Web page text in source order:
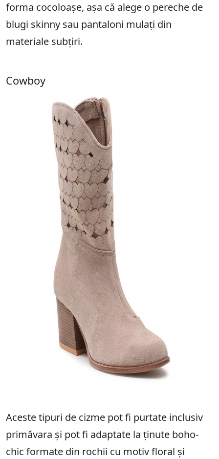
forma cocoloașe, așa că alege o pereche de
blugi skinny sau pantaloni mulați din
materiale subțiri.
Cowboy
Aceste tipuri de cizme pot fi purtate inclusiv
primăvara și pot fi adaptate la ținute boho-
chic formate din rochii cu motiv floral și